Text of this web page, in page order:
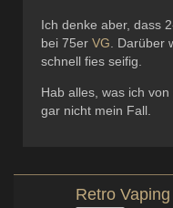
Ich denke aber, dass
bei 75er VG .
schnell fies seifig.
Hab alles, was ich
gar nicht mein Fall.
Retro Vaping